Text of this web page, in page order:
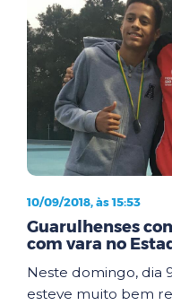
10/09/2018, às 15:53
Guarulhenses
com vara no
Neste domingo, dia
esteve muito bem